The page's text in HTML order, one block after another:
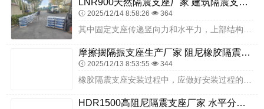
LNR900天然隔震支座厂家 建筑隔震支座什么价格 LNR800橡胶隔震支座源头工厂
2025/12/14 8:58:26 364
其中固定支座传递竖向力和水平力，上部结构在支座处能自由转动但不能水平移动；活动支座则只传递竖向力，上部结构在支座处既能自由转动又能水平移动。采用焊接时，应防止烧...
摩擦摆隔振支座生产厂家 阻尼橡胶隔震支座 LRB隔震支座1100
2025/12/13 8:53:55 344
HDR1500高阻尼隔震支座厂家 水平分散型橡胶支座厂家电话 组合隔震支座